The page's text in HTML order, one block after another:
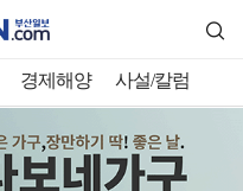
경제해양 사설/칼럼